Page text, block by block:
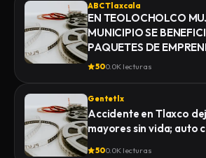
ABC Tlaxcala
EN TEOLOCHOLCO
MUNICIPIO SE
PAQUETES DE
500.0K lecturas
Gentetlx
Accidente en Tlaxco
mayores sin vida; auto
500.0K lecturas